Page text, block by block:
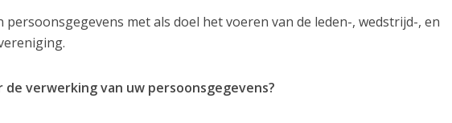
met als doel het voeren van de leden-, wedstrijd-, en
verwerking van uw persoonsgegevens?